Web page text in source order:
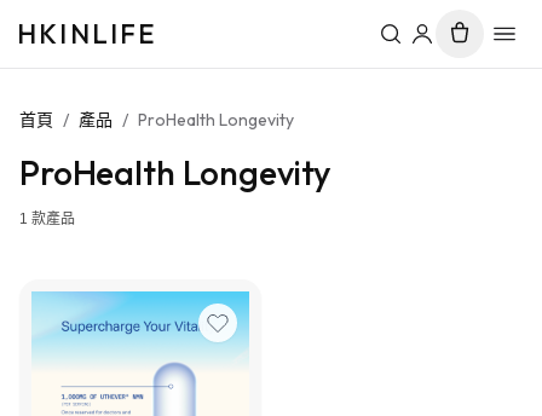
HKINLIFE
首頁 / 產品 / ProHealth Longevity
ProHealth Longevity
1 款產品